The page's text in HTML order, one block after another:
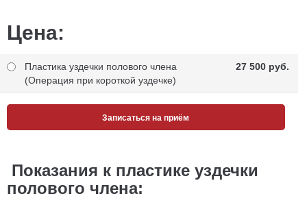
Цена:
Пластика уздечки полового члена
(Операция при короткой уздечке)
27 500 pуб.
Записаться на приём
Показания к пластике уздечки
полового члена: